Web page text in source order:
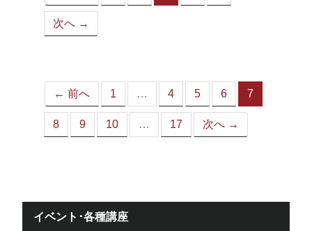
次へ →
← 前へ 1 … 4 5 6 7
8 9 10 … 17 次へ →
イベント･各種講座